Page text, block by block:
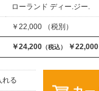
ローランド ディー.ジー.
￥22,000 （税別）
￥24,200 （税込） ￥22,000
れる